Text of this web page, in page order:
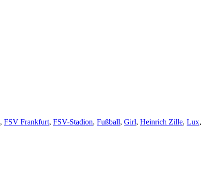
, FSV Frankfurt, FSV-Stadion, Fußball, Girl, Heinrich Zille, Lux,